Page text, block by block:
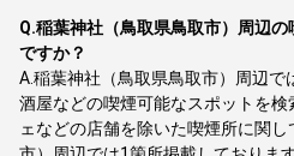
Q.稲葉神社（鳥取県鳥取市）周辺
ですか？
A.稲葉神社（鳥取県鳥取市）周辺
酒屋などの喫煙可能なスポットを
ェなどの店舗を除いた喫煙所に関